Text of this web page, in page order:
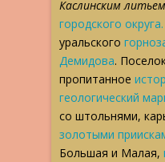
Каслинским литьем
городского округа.
уральского
Демидова.
пропитанное
геологический
со штольнями,
золотыми
Большая и Малая,